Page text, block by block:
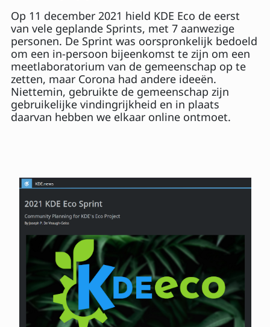
Op 11 december 2021 hield KDE Eco de eerst
van vele geplande Sprints, met 7 aanwezige
personen. De Sprint was oorspronkelijk bedoeld
om een in-persoon bijeenkomst te zijn om een
meetlaboratorium van de gemeenschap op te
zetten, maar Corona had andere ideeën.
Niettemin, gebruikte de gemeenschap zijn
gebruikelijke vindingrijkheid en in plaats
daarvan hebben we elkaar online ontmoet.